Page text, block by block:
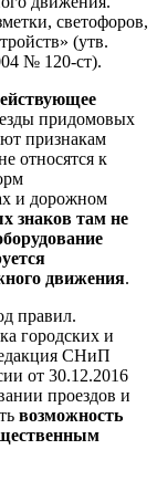
светофоров,
(утв.
№ 120-ст).
придомовых
признакам
относятся к
и дорожном
знаков там не
движения.
правил.
городских и
СНиП
от 30.12.2016
проездов и
возможность